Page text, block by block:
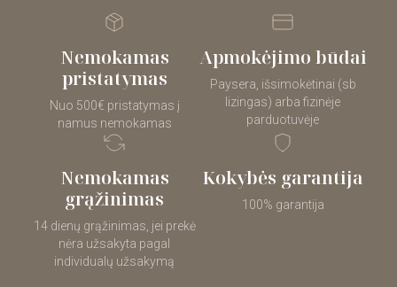
Nemokamas
pristatymas
Nuo 500€ pristatymas į
namus nemokamas
Apmokėjimo būdai
Paysera, išsimokėtinai (sb
lizingas) arba fizinėje
parduotuvėje
Nemokamas
grąžinimas
14 dienų grąžinimas, jei prekė
nėra užsakyta pagal
individualų užsakymą
Kokybės garantija
100% garantija